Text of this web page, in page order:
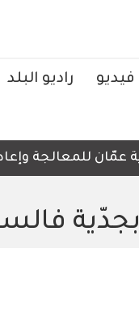
فيديو راديو البلد
للمعالجة وإعادة
بجدّية